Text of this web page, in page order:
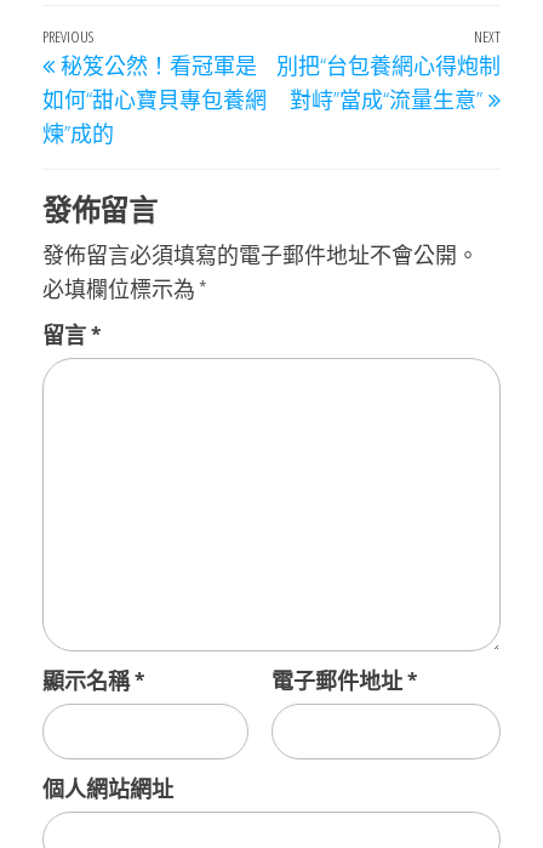
文
章
導
Previous
Post
PREVIOUS
秘笈公然！看冠軍是
如何“甜心寶貝專包養網
煉”成的
Next
NEXT
別把“台包養網心得炮制
對峙”當成“流量生意”
發佈留言
發佈留言必須填寫的電子郵件地址不會公開。
必填欄位標示為 *
留言*
顯示名稱* 電子郵件地址*
個人網站網址